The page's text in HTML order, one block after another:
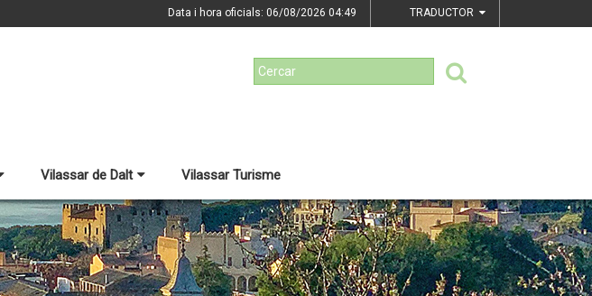
Data i hora oficials: 06/08/2026 04:49 TRADUCTOR
Vilassar de Dalt Vilassar Turisme